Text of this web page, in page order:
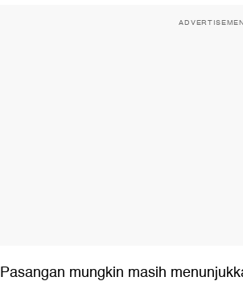
Pasangan mungkin masih